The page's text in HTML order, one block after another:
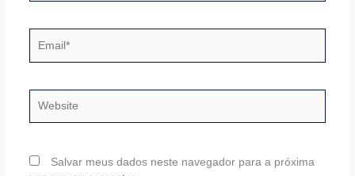
Salvar meus dados neste navegador para a próxima